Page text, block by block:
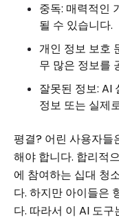
중독: 매력적인
될 수 있습니다.
개인 정보 보호
무 많은 정보를
잘못된 정보: AI
정보 또는 실제
평결? 어린 사용자들
해야 합니다. 합리적
에 참여하는 십대 청
다. 하지만 아이들은
다. 따라서 이 AI 도